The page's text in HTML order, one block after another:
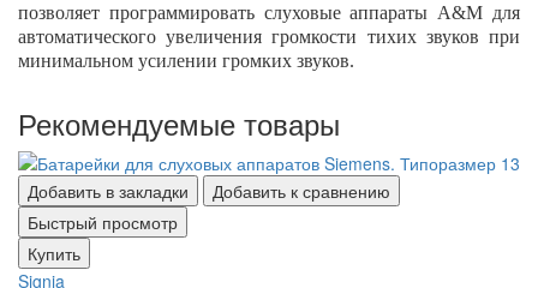
позволяет программировать слуховые аппараты A&M для
автоматического увеличения громкости тихих звуков при
минимальном усилении громких звуков.
Рекомендуемые товары
Добавить в закладки
Добавить к сравнению
Быстрый просмотр
Купить
Signia